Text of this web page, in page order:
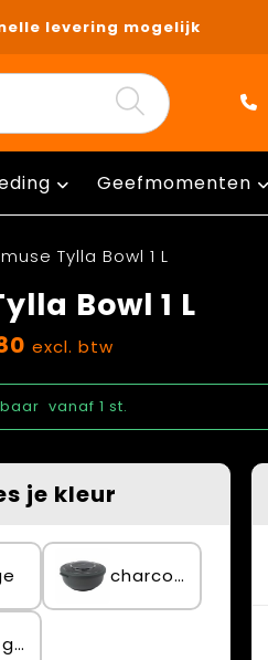
levering mogelijk
Geefmomenten
Tylla Bowl 1 L
Bowl 1 L
excl. btw
vanaf 1 st.
je kleur
charcoal
sage green